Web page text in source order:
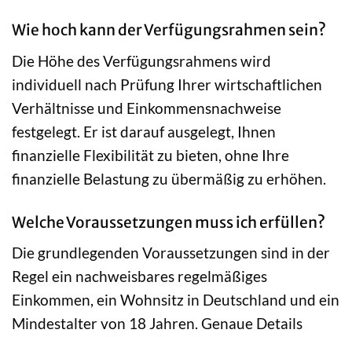
Wie hoch kann der Verfügungsrahmen sein?
Die Höhe des Verfügungsrahmens wird
individuell nach Prüfung Ihrer wirtschaftlichen
Verhältnisse und Einkommensnachweise
festgelegt. Er ist darauf ausgelegt, Ihnen
finanzielle Flexibilität zu bieten, ohne Ihre
finanzielle Belastung zu übermäßig zu erhöhen.
Welche Voraussetzungen muss ich erfüllen?
Die grundlegenden Voraussetzungen sind in der
Regel ein nachweisbares regelmäßiges
Einkommen, ein Wohnsitz in Deutschland und ein
Mindestalter von 18 Jahren. Genaue Details